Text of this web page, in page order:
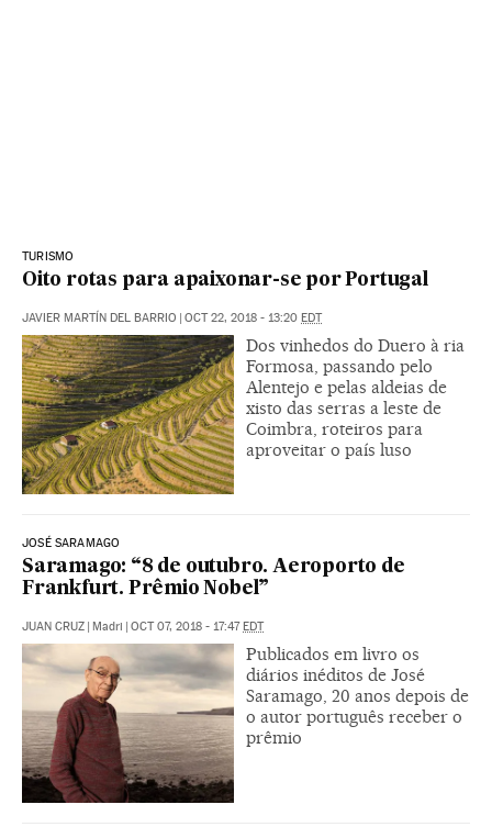
TURISMO
Oito rotas para apaixonar-se por Portugal
JAVIER MARTÍN DEL BARRIO OCT 22, 2018 - 13:20 EDT
Dos vinhedos do Duero à ria
Formosa, passando pelo
Alentejo e pelas aldeias de
xisto das serras a leste de
Coimbra, roteiros para
aproveitar o país luso
JOSÉ SARAMAGO
Saramago: “8 de outubro. Aeroporto de
Frankfurt. Prêmio Nobel”
JUAN CRUZ Madri OCT 07, 2018 - 17:47 EDT
Publicados em livro os
diários inéditos de José
Saramago, 20 anos depois de
o autor português receber o
prêmio